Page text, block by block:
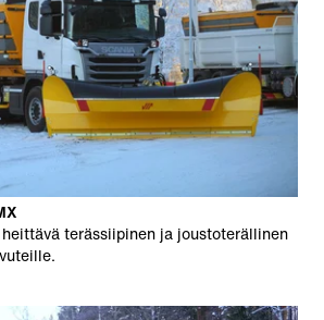
terässiipinen ja joustoterällinen